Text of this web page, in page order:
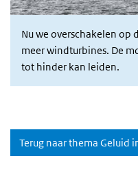
Nu we overschakelen op
meer windturbines. De
tot hinder kan leiden.
Terug naar thema Geluid